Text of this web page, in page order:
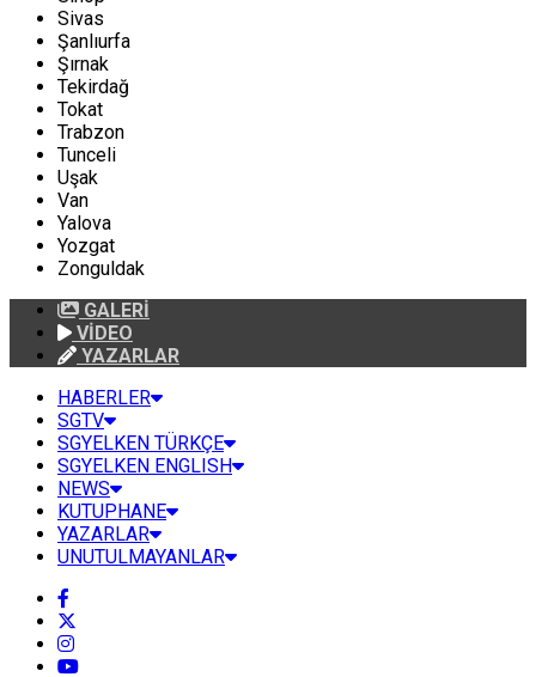
Sivas
Şanlıurfa
Şırnak
Tekirdağ
Tokat
Trabzon
Tunceli
Uşak
Van
Yalova
Yozgat
Zonguldak
GALERİ
VİDEO
YAZARLAR
HABERLER
SGTV
SGYELKEN TÜRKÇE
SGYELKEN ENGLISH
NEWS
KUTUPHANE
YAZARLAR
UNUTULMAYANLAR